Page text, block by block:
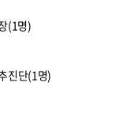
(1명)
진단(1명)